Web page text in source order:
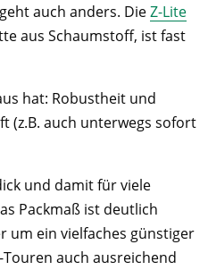
auch anders. DieZ-Lite
aus Schaumstoff, ist fast
hat: Robustheit und
(z.B. auch unterwegs sofort
und damit für viele
Packmaß ist deutlich
um ein vielfaches günstiger
auch ausreichend